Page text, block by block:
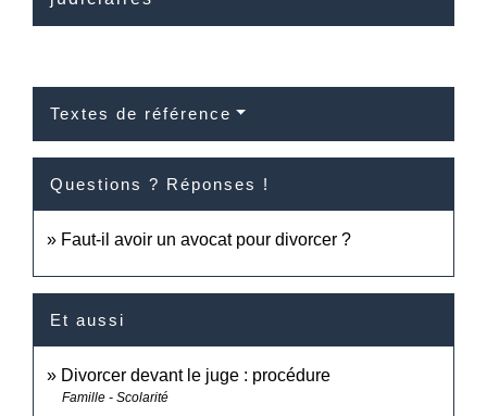
Textes de référence
Questions ? Réponses !
Faut-il avoir un avocat pour divorcer ?
Et aussi
Divorcer devant le juge : procédure
Famille - Scolarité